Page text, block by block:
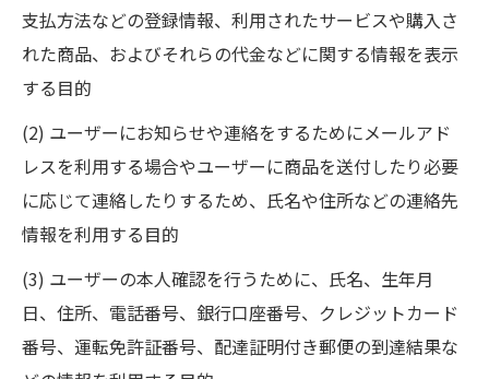
支払方法などの登録情報、利用されたサービスや購入さ
れた商品、およびそれらの代金などに関する情報を表示
する目的
(2) ユーザーにお知らせや連絡をするためにメールアド
レスを利用する場合やユーザーに商品を送付したり必要
に応じて連絡したりするため、氏名や住所などの連絡先
情報を利用する目的
(3) ユーザーの本人確認を行うために、氏名、生年月
日、住所、電話番号、銀行口座番号、クレジットカード
番号、運転免許証番号、配達証明付き郵便の到達結果な